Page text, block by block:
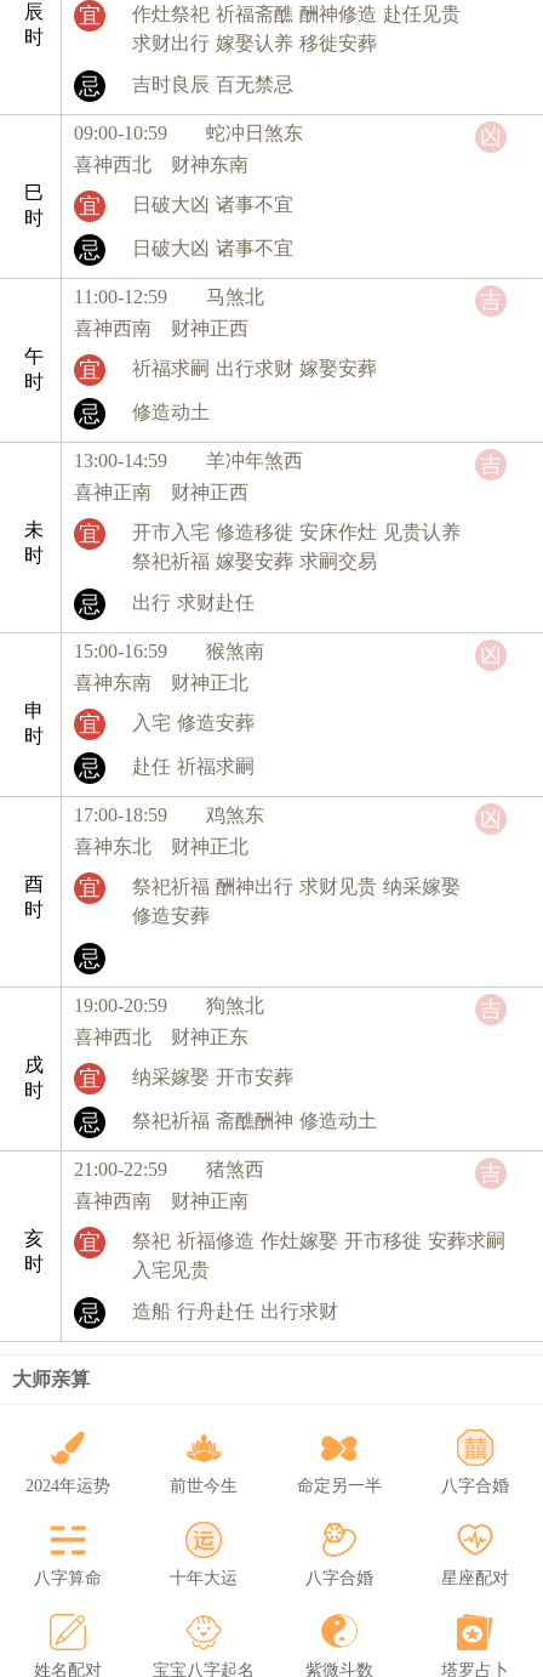
辰
时
宜 作灶祭祀 祈福斋醮 酬神修造 赴任见贵
求财出行 嫁娶认养 移徙安葬
忌 吉时良辰 百无禁忌
巳
时
09:00-10:59 蛇冲日煞东
喜神西北 财神东南
宜 日破大凶 诸事不宜
忌 日破大凶 诸事不宜
凶
午
时
11:00-12:59 马煞北
喜神西南 财神正西
宜 祈福求嗣 出行求财 嫁娶安葬
忌 修造动土
吉
未
时
13:00-14:59 羊冲年煞西
喜神正南 财神正西
宜 开市入宅 修造移徙 安床作灶 见贵认养
祭祀祈福 嫁娶安葬 求嗣交易
忌 出行 求财赴任
吉
申
时
15:00-16:59 猴煞南
喜神东南 财神正北
宜 入宅 修造安葬
忌 赴任 祈福求嗣
凶
酉
时
17:00-18:59 鸡煞东
喜神东北 财神正北
宜 祭祀祈福 酬神出行 求财见贵 纳采嫁娶
修造安葬
忌
凶
戌
时
19:00-20:59 狗煞北
喜神西北 财神正东
宜 纳采嫁娶 开市安葬
忌 祭祀祈福 斋醮酬神 修造动土
吉
亥
时
21:00-22:59 猪煞西
喜神西南 财神正南
宜 祭祀 祈福修造 作灶嫁娶 开市移徙 安葬求嗣
入宅见贵
忌 造船 行舟赴任 出行求财
吉
大师亲算
2024年运势 前世今生 命定另一半 八字合婚
八字算命 十年大运 八字合婚 星座配对
姓名配对 宝宝八字起名 紫微斗数 塔罗占卜